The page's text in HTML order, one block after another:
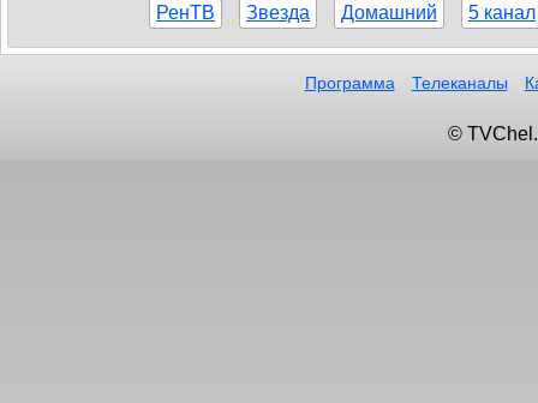
РенТВ Звезда Домашний 5 канал
Программа Телеканалы
©